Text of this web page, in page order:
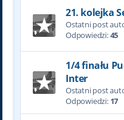
21. kolejka
Ostatni post
Odpowiedzi:45
1/4 finału
Inter
Ostatni post
Odpowiedzi: 17